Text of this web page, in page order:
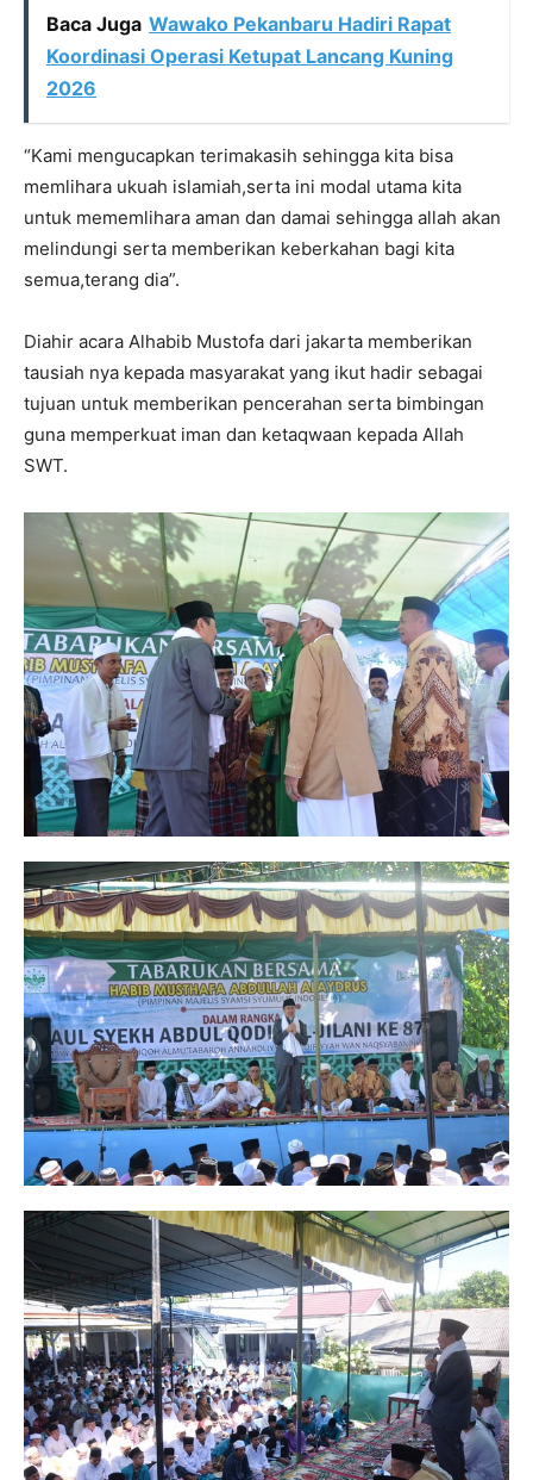
Baca Juga Wawako Pekanbaru Hadiri Rapat
Koordinasi Operasi Ketupat Lancang Kuning
2026
“Kami mengucapkan terimakasih sehingga kita bisa
memlihara ukuah islamiah,serta ini modal utama kita
untuk mememlihara aman dan damai sehingga allah akan
melindungi serta memberikan keberkahan bagi kita
semua,terang dia”.
Diahir acara Alhabib Mustofa dari jakarta memberikan
tausiah nya kepada masyarakat yang ikut hadir sebagai
tujuan untuk memberikan pencerahan serta bimbingan
guna memperkuat iman dan ketaqwaan kepada Allah
SWT.